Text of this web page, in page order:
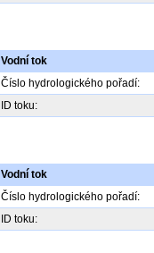
Vodní tok
Číslo hydrologického pořadí:
ID toku:
Vodní tok
Číslo hydrologického pořadí:
ID toku: